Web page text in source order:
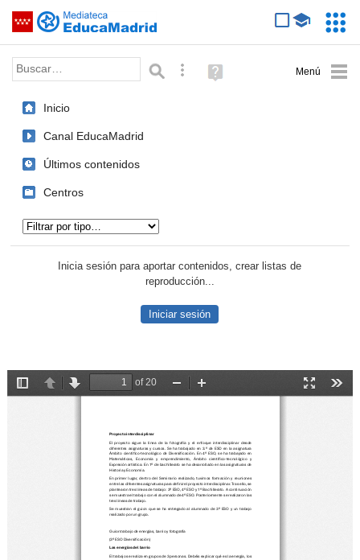
Saltar navegación
Palabra o frase: Búsqueda avanzada
Ayuda
(en
Inicio
Canal EducaMadrid
Últimos contenidos
Centros
Inicia sesión para aportar contenidos, crear listas de
reproducción...
Iniciar sesión